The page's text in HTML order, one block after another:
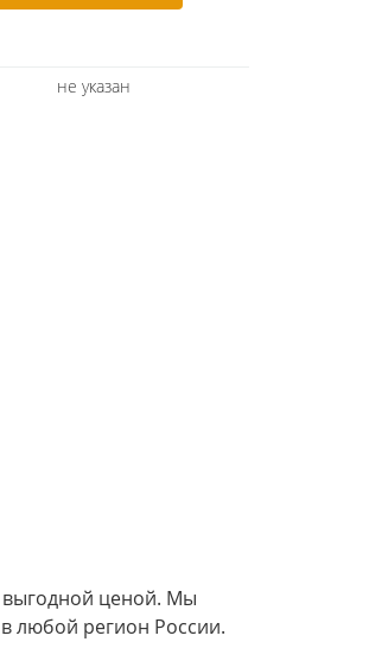
не указан
выгодной ценой. Мы
любой регион России.